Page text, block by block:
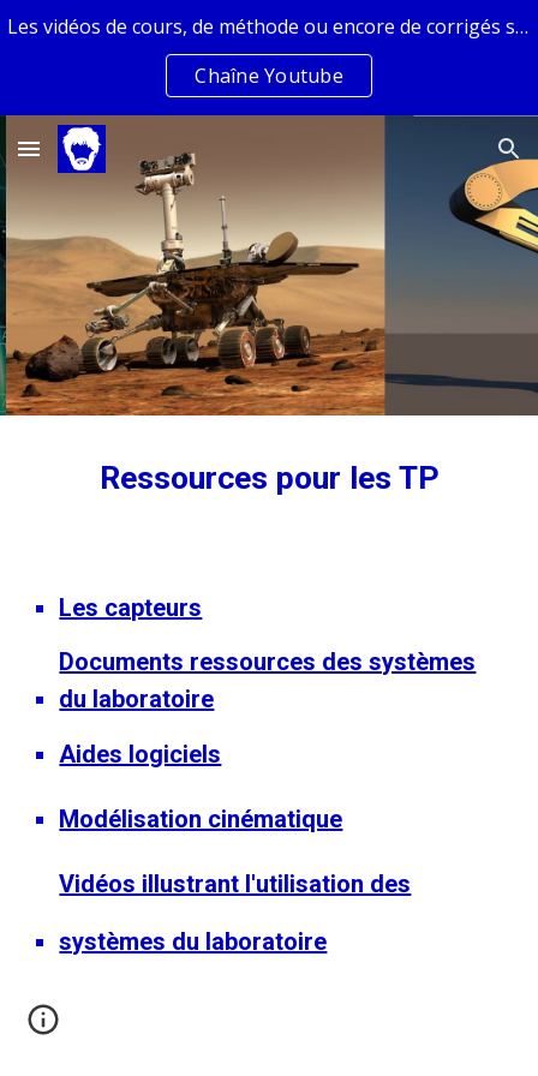
Skip to navigation
Les vidéos de cours, de méthode ou encore de corrigés sont sur la chaîne youtube de Guillaume Fraysse
Chaîne Youtube
Ressources pour les TP
Les capteurs
Documents ressources des systèmes
du laboratoire
Aides logiciels
Modélisation cinématique
Vidéos illustrant l'utilisation des
systèmes du laboratoire